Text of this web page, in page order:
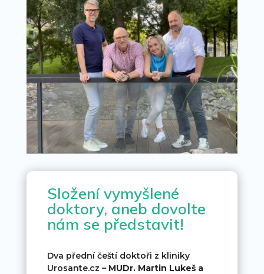
Složení vymyšlené
doktory, aneb dovolte
nám se představit!
Dva přední čeští doktoři z kliniky
Urosante.cz – MUDr. Martin Lukeš a